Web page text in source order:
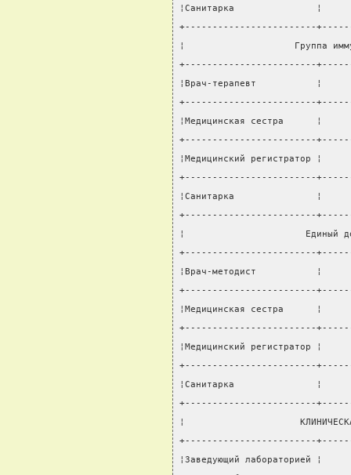
¦Санитарка               ¦
+------------------------
¦                    Группа
+------------------------
¦Врач-терапевт
+------------------------
¦Медицинская сестра
+------------------------
¦Медицинский
+------------------------
¦Санитарка               ¦
+------------------------
¦                      Единый
+------------------------
¦Врач-методист
+------------------------
¦Медицинская сестра
+------------------------
¦Медицинский
+------------------------
¦Санитарка               ¦
+------------------------
¦
+------------------------
¦Заведующий